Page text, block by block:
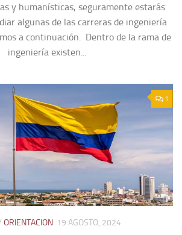
y humanísticas, seguramente estarás
algunas de las carreras de ingeniería
a continuación. Dentro de la rama de
ingeniería existen...
1
ORIENTACION 19 AGOSTO, 2024